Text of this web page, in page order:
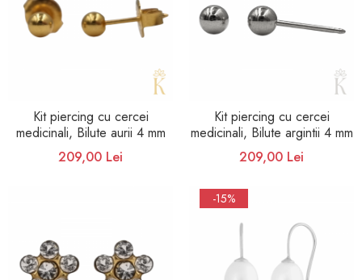
Kit piercing cu cercei
medicinali, Bilute aurii 4 mm
209,00 Lei
Kit piercing cu cercei
medicinali, Bilute argintii 4 mm
209,00 Lei
-15%